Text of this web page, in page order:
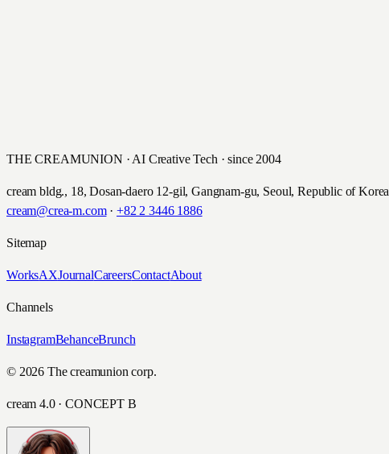
THE CREAMUNION · AI Creative Tech · since 2004
cream bldg., 18, Dosan-daero 12-gil, Gangnam-gu, Seoul, Republic of Korea
cream@crea-m.com· +82 2 3446 1886
Sitemap
WorksAXJournalCareersContactAbout
Channels
InstagramBehanceBrunch
© 2026 The creamunion corp.
cream 4.0 · CONCEPT B